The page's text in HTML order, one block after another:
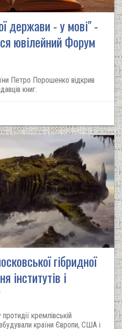
держави - у мові" -
ювілейний Форум
Петро Порошенко відкрив
книг.
гібридної
інститутів і
кремлівській
збудували країни Європи, США і